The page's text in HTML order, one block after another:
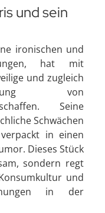
und sein
ironischen und
hat mit
und zugleich
von
Seine
Schwächen
in einen
Dieses Stück
sondern regt
und
in der